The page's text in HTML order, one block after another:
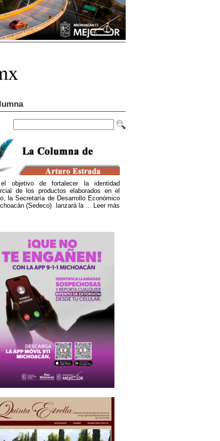
objetivo de fortalecer la identidad
de los productos elaborados en el
la Secretaría de Desarrollo Económico
(Sedeco) lanzará la ... Leer más